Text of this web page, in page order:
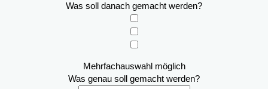
Was soll danach gemacht werden?
Mehrfachauswahl möglich
Was genau soll gemacht werden?